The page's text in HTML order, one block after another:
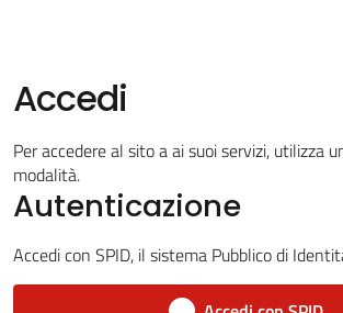
Vivere
Casalfiumanese
5x1000
Accedi
Per accedere al sito a ai suoi servizi, utilizza
modalità.
Autenticazione
Accedi con SPID, il sistema Pubblico di